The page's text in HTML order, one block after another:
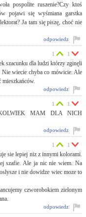
pospolite ruszenie?Czy ktoś
pojawi się wyśmiana garstka
Ja tam się piszę, choć nie
odpowiedz
szacunku dla ludzi którzy zginęli
wiecie chyba co mówicie. Ale
mieszkańców.
1 1
odpowiedz
MAM DLA NICH
1 1
odpowiedz
sie lepiej niz z innymi kolorami.
szafie. Ale ja nic nie wiem. Na
i nie dowidze wiec moze to
czworobokiem zielonym
1 1
odpowiedz